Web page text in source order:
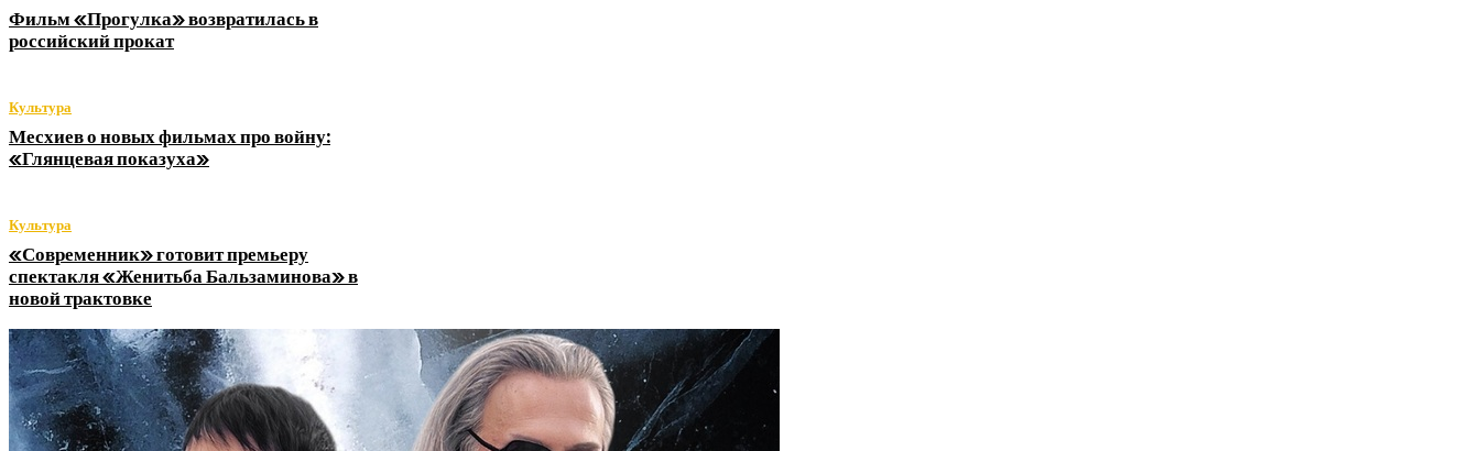
Фильм «Прогулка» возвратилась в
российский прокат
Культура
Месхиев о новых фильмах про войну:
«Глянцевая показуха»
Культура
«Современник» готовит премьеру
спектакля «Женитьба Бальзаминова» в
новой трактовке